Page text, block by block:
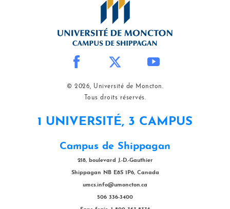
© 2026, Université de Moncton.
Tous droits réservés.
1 UNIVERSITÉ, 3 CAMPUS
Campus de Shippagan
218, boulevard J.-D.-Gauthier
Shippagan NB E8S 1P6, Canada
umcs.info@umoncton.ca
506 336-3400